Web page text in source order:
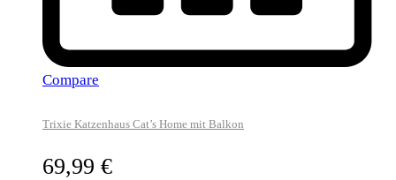
Compare
Trixie Katzenhaus Cat’s Home mit Balkon
69,99 €